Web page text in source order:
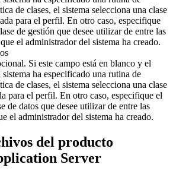
de clases, el sistema selecciona una clase
para el perfil. En otro caso, especifique
de gestión que desee utilizar de entre las
el administrador del sistema ha creado.
Si este campo está en blanco y el
ha especificado una rutina de
de clases, el sistema selecciona una clase
para el perfil. En otro caso, especifique el
de datos que desee utilizar de entre las
el administrador del sistema ha creado.
del producto
Server